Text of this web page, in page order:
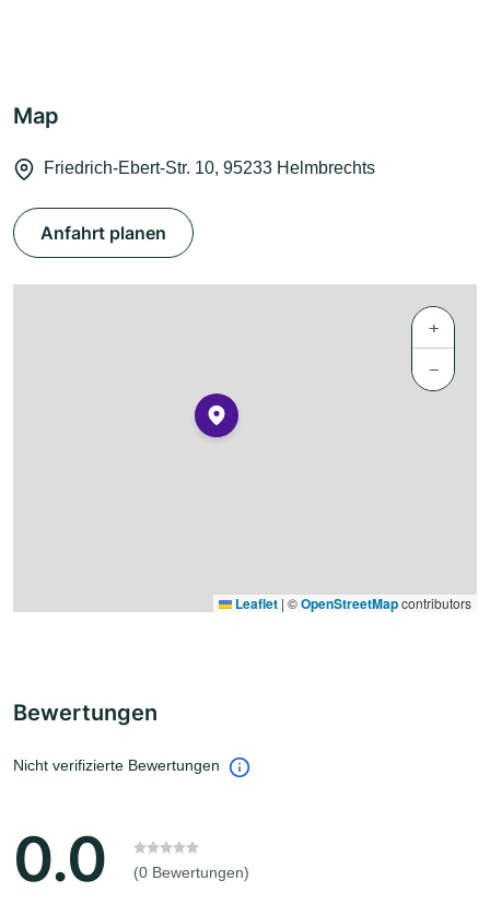
Map
Friedrich-Ebert-Str. 10, 95233 Helmbrechts
Anfahrt planen
+
−
Leaflet | ©OpenStreetMapcontributors
Bewertungen
Nicht verifizierte Bewertungen
0.0 (0 Bewertungen)